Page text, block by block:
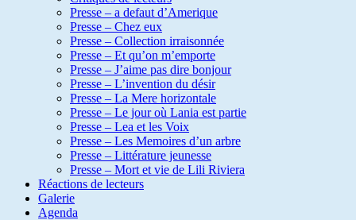
Presse – a defaut d’Amerique
Presse – Chez eux
Presse – Collection irraisonnée
Presse – Et qu’on m’emporte
Presse – J’aime pas dire bonjour
Presse – L’invention du désir
Presse – La Mere horizontale
Presse – Le jour où Lania est partie
Presse – Lea et les Voix
Presse – Les Memoires d’un arbre
Presse – Littérature jeunesse
Presse – Mort et vie de Lili Riviera
Réactions de lecteurs
Galerie
Agenda